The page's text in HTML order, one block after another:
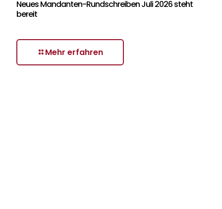
Neues Mandanten-Rundschreiben Juli 2026 steht
bereit
Mehr erfahren